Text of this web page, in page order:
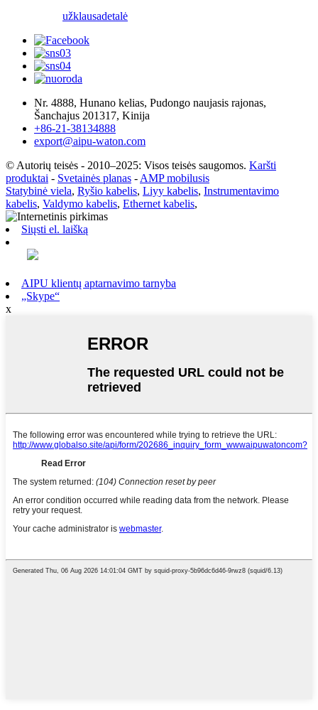
užklausadetalė
Nr. 4888, Hunano kelias, Pudongo naujasis rajonas,
Šanchajus 201317, Kinija
+86-21-38134888
export@aipu-waton.com
© Autorių teisės - 2010–2025: Visos teisės saugomos. Karšti
produktai - Svetainės planas - AMP mobilusis
Statybinė viela, Ryšio kabelis, Liyy kabelis, Instrumentavimo
kabelis, Valdymo kabelis, Ethernet kabelis,
Siųsti el. laišką
AIPU klientų aptarnavimo tarnyba
„Skype“
x